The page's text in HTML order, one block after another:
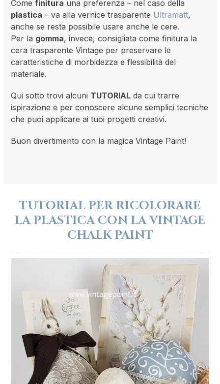
Comefinitura una preferenza – nel caso della
plastica – va alla vernice trasparente Ultramatt,
anche se resta possibile usare anche le cere.
Per la gomma, invece, consigliata come finitura la
cera trasparente Vintage per preservare le
caratteristiche di morbidezza e flessibilità del
materiale.
Qui sotto trovi alcuni TUTORIAL da cui trarre
ispirazione e per conoscere alcune semplici tecniche
che puoi applicare ai tuoi progetti creativi.
Buon divertimento con la magica Vintage Paint!
TUTORIAL PER RICOLORARE
LA PLASTICA CON LA VINTAGE
CHALK PAINT
and
right
keys
access
carousel